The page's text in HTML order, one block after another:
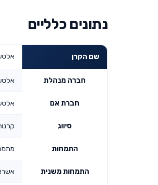
נתונים כלליים
שם הקרן
חברה מנהלת
חברת אם
סיווג
התמחות
התמחות משנית